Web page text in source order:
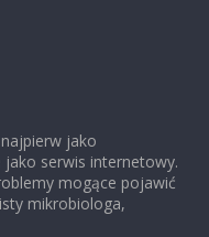
jako
serwis internetowy.
mogące pojawić
mikrobiologa,